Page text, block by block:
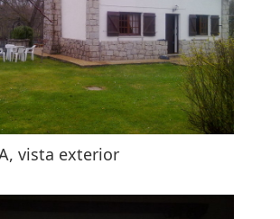
vista exterior